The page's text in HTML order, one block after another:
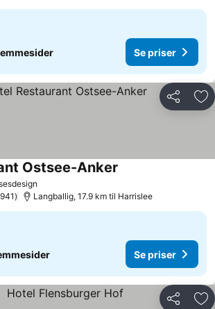
Se priser
Del
Ostsee-Anker
941 Langballig, 17.9 km til Harrislee
Se priser
Del